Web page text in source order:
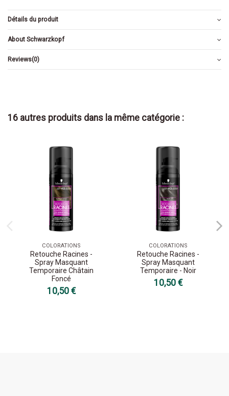
Détails du produit
About Schwarzkopf
Reviews(0)
16 autres produits dans la même catégorie :
COLORATIONS
Retouche Racines -
Spray Masquant
Temporaire Châtain
Foncé
10,50 €
COLORATIONS
Retouche Racines -
Spray Masquant
Temporaire - Noir
10,50 €